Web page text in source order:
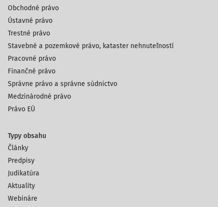
Obchodné právo
Ústavné právo
Trestné právo
Stavebné a pozemkové právo, kataster nehnuteľností
Pracovné právo
Finančné právo
Správne právo a správne súdnictvo
Medzinárodné právo
Právo EÚ
Typy obsahu
Články
Predpisy
Judikatúra
Aktuality
Webináre